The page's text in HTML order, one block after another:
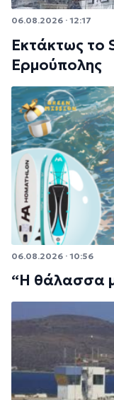
06.08.2026 · 12:17
Εκτάκτως το
Ερμούπολης
06.08.2026 · 10:56
“Η θάλασσα